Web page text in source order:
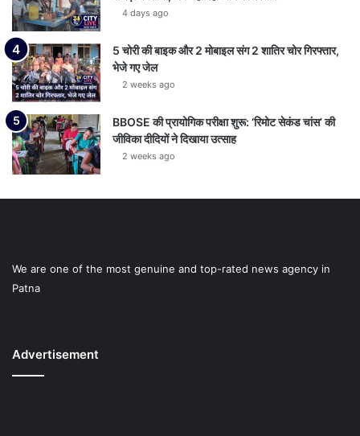
4 days ago
5 चोरी की बाइक और 2 मोबाइल संग 2 शातिर चोर गिरफ्तार,
भेजे गए जेल
2 weeks ago
BBOSE की प्रायोगिक परीक्षा शुरू: ‘रिमोट सेकंड चांस’ की
जीविका दीदियों ने दिखाया उत्साह
2 weeks ago
We are one of the most genuine and top-rated news agency in
Patna
Advertisement